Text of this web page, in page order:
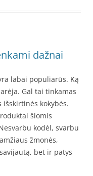
dažnai
labai populiarūs. Ką
Gal tai tinkamas
kokybės.
šiomis
kodėl, svarbu
žmonės,
bet ir patys